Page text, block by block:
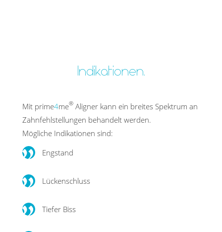
Indikationen.
Mit prime4me® Aligner kann ein breites Spektrum an
Zahnfehlstellungen behandelt werden.
Mögliche Indikationen sind:
Engstand
Lückenschluss
Tiefer Biss